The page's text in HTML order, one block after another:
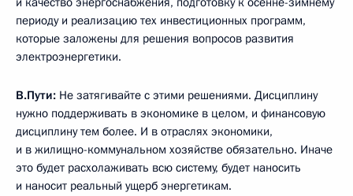
периоду и реализацию тех инвестиционных программ,
которые заложены для решения вопросов развития
электроэнергетики.
В.Пути: Не затягивайте с этими решениями. Дисциплину
нужно поддерживать в экономике в целом, и финансовую
дисциплину тем более. И в отраслях экономики,
и в жилищно-коммунальном хозяйстве обязательно. Иначе
это будет расхолаживать всю систему, будет наносить
и наносит реальный ущерб энергетикам.